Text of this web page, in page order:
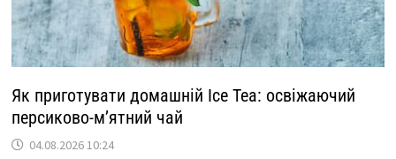
Як приготувати домашній Ice Tea: освіжаючий
персиково-м’ятний чай
04.08.2026 10:24